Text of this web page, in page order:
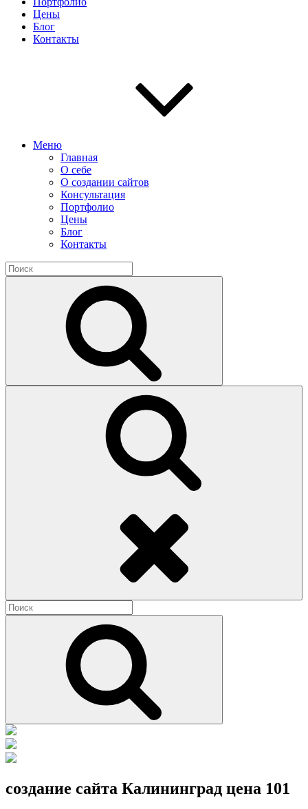
Цены
Блог
Контакты
Меню
Главная
О себе
О создании сайтов
Консультация
Портфолио
Цены
Блог
Контакты
Найти:
Найти:
создание сайта Калининград цена 101